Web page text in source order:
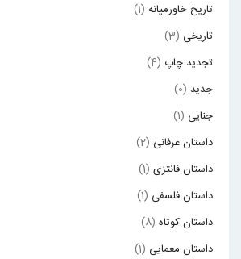
تاریخ خاورمیانه (1)
تاریخی (3)
تجدید چاپ (4)
جدید (0)
جنایی (1)
داستان عرفانی (2)
داستان فانتزی (1)
داستان فلسفی (1)
داستان کوتاه (8)
داستان معمایی (1)